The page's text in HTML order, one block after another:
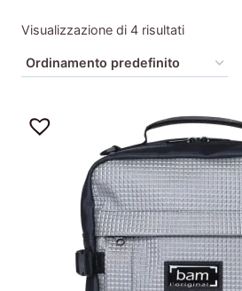
Visualizzazione di 4 risultati